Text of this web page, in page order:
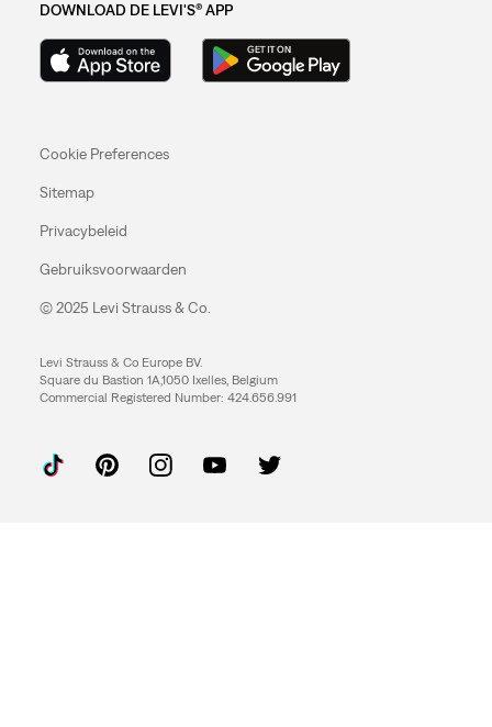
DOWNLOAD DE LEVI'S® APP
Cookie Preferences
Sitemap
Privacybeleid
Gebruiksvoorwaarden
© 2025 Levi Strauss & Co.
Levi Strauss & Co Europe BV.
Square du Bastion 1A,1050 Ixelles, Belgium
Commercial Registered Number: 424.656.991